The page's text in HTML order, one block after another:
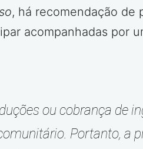
, há recomendação de
acompanhadas por
ou cobrança de
Portanto, a